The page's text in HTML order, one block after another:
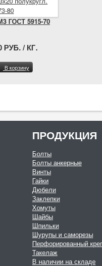
ГОСТ 5915-70
РУБ. / КГ.
В корзину
ПРОДУКЦИЯ
Болты
Болты анкерные
Винты
Гайки
Дюбели
Заклепки
Хомуты
Шайбы
Шпильки
Шурупы и саморезы
Перфорированный
Такелаж
В наличии на складе